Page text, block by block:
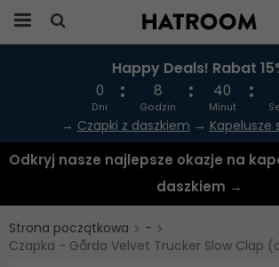
Produkten har blivit tillagd i
Happy Deals! Rabat
0
Dni
8
Godzin
40
Minut
→ Czapki z daszkiem → Kapelusze
Odkryj nasze najlepsze okazje na
daszkiem →
Strona początkowa
-
Czapka - Gårda Velvet Trucker Slow Clap